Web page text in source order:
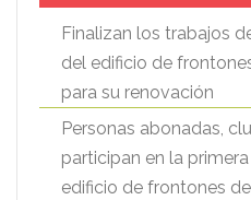
Finalizan los trabajos
del edificio de
para su renovación
Personas abonadas,
participan en la
edificio de frontones